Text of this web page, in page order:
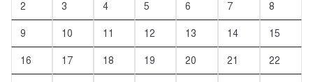
2 3 4 5 6 7 8
9 10 11 12 13 14 15
16 17 18 19 20 21 22